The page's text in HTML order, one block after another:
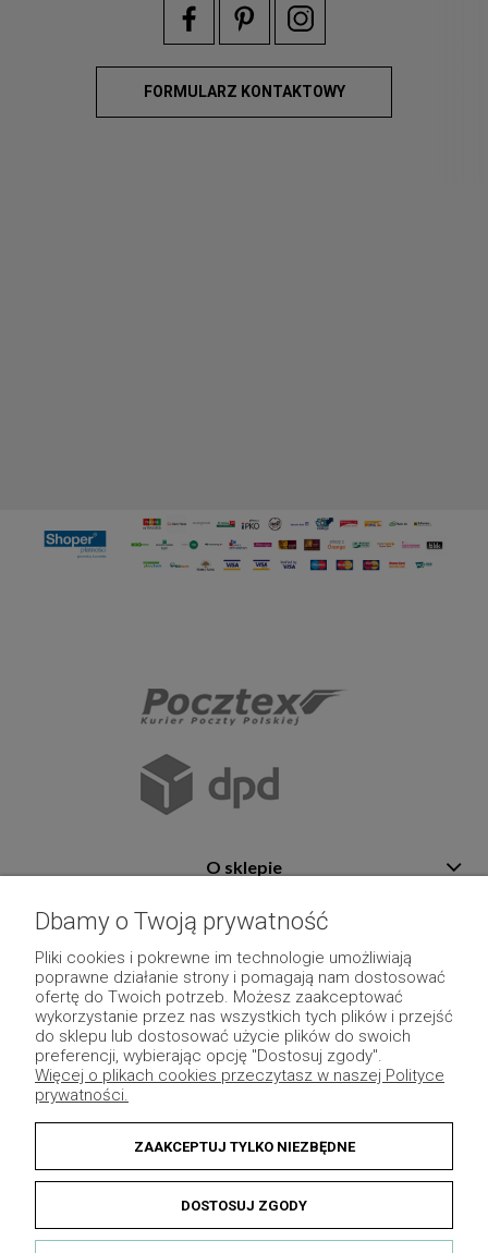
FORMULARZ KONTAKTOWY
O sklepie
Płatność i dostawa
Moje konto
Pozostałe
Dbamy o Twoją prywatność
Pliki cookies i pokrewne im technologie umożliwiają
poprawne działanie strony i pomagają nam dostosować
ofertę do Twoich potrzeb. Możesz zaakceptować
wykorzystanie przez nas wszystkich tych plików i przejść
do sklepu lub dostosować użycie plików do swoich
preferencji, wybierając opcję "Dostosuj zgody".
Więcej o plikach cookies przeczytasz w naszej Polityce
prywatności.
ZAAKCEPTUJ TYLKO NIEZBĘDNE
DOSTOSUJ ZGODY